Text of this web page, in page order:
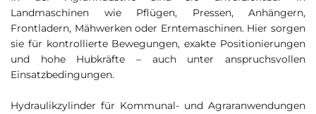
Landmaschinen wie Pflügen, Pressen, Anhängern,
Frontladern, Mähwerken oder Erntemaschinen. Hier sorgen
sie für kontrollierte Bewegungen, exakte Positionierungen
und hohe Hubkräfte – auch unter anspruchsvollen
Einsatzbedingungen.
Hydraulikzylinder für Kommunal- und Agraranwendungen